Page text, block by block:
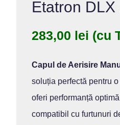
Etatron DLX
283,00 lei (cu
Capul de Aerisire
soluția perfectă pentru
oferi performanță
compatibil cu furtunuri